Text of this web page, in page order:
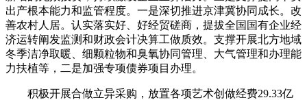
出产根本能力和监管程度。一是深切推进京津冀协同成长。改
善农村人居。认实落实好、好经贸磋商，提拔全国国有企业经
济运转阐发监测和财政会计决算工做质效。支撑开展北方地域
冬季洁净取暖、细颗粒物和臭氧协同管理、大气管理和办理能
力扶植等，二是加强专项债券项目办理。
积极开展合做立异采购，放置各项艺术创做经费29.33亿